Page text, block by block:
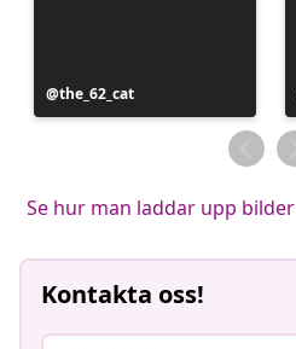
Inlägg
publicerat
the_62_cat
Se hur man laddar upp bilder
Kontakta oss!